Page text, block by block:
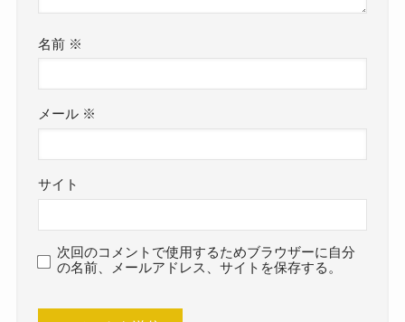
名前 ※
メール ※
サイト
次回のコメントで使用するためブラウザーに自分
の名前、メールアドレス、サイトを保存する。